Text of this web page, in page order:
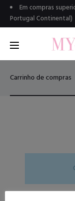
Em compras
Portugal Continental)
Carrinho de compras